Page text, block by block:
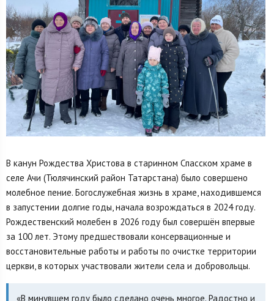
В канун Рождества Христова в старинном Спасском храме в
селе Ачи (Тюлячинский район Татарстана) было совершено
молебное пение. Богослужебная жизнь в храме, находившемся
в запустении долгие годы, начала возрождаться в 2024 году.
Рождественский молебен в 2026 году был совершён впервые
за 100 лет. Этому предшествовали консервационные и
восстановительные работы и работы по очистке территории
церкви, в которых участвовали жители села и добровольцы.
«В минувшем году было сделано очень многое. Радостно и